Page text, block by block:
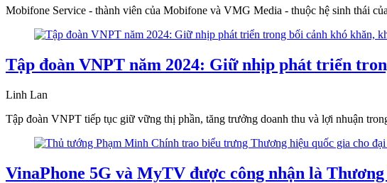
Mobifone Service - thành viên của Mobifone và VMG Media - thuộc hệ sinh thái
Tập đoàn VNPT năm 2024: Giữ nhịp phát triển
Linh Lan
Tập đoàn VNPT tiếp tục giữ vững thị phần, tăng trưởng doanh thu và lợi nhuận
VinaPhone 5G và MyTV được công nhận là